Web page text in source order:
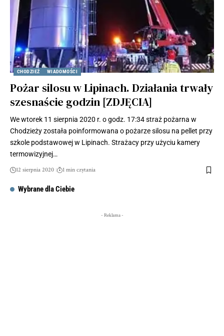
CHODZIEŻ WIADOMOŚCI
Pożar silosu w Lipinach. Działania trwały
szesnaście godzin [ZDJĘCIA]
We wtorek 11 sierpnia 2020 r. o godz. 17:34 straż pożarna w
Chodzieży została poinformowana o pożarze silosu na pellet przy
szkole podstawowej w Lipinach. Strażacy przy użyciu kamery
termowizyjnej…
12 sierpnia 2020 1 min czytania
Wybrane dla Ciebie
- Reklama -